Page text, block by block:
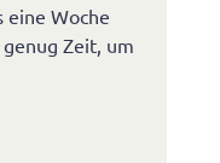
eine Woche
Zeit, um